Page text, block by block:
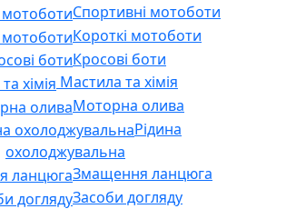
Спортивні мотоботи
Короткі мотоботи
Кросові боти
Мастила та хімія
Моторна олива
Рідина
охолоджувальна
Змащення ланцюга
Засоби догляду